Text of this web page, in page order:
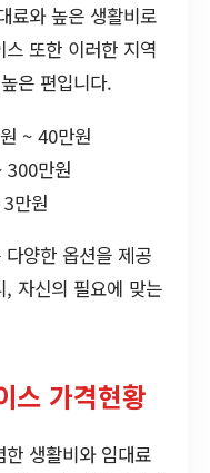
료와 높은 생활비로
또한 이러한 지역
은 편입니다.
~ 40만원
300만원
만원
양한 옵션을 제공
, 자신의 필요에 맞는
스 가격현황
생활비와 임대료